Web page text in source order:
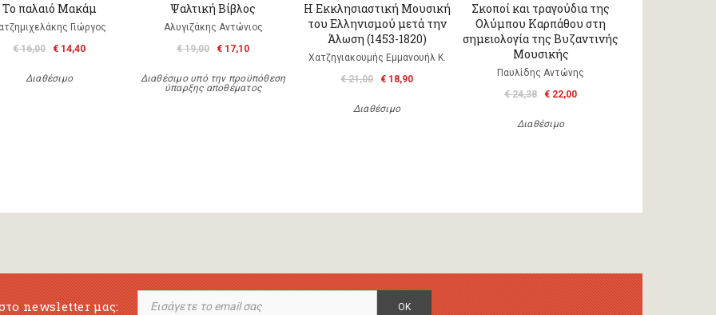
Το παλαιό Μακάμ
Γιώργος
€ 16,00
€ 14,40
Διαθέσιμο
Ψαλτική Βίβλος
Αλυγιζάκης Αντώνιος
€ 19,00
€ 17,10
Διαθέσιμο υπό την προϋπόθεση
ύπαρξης αποθέματος
Η Εκκλησιαστική Μουσική
του Ελληνισμού μετά την
Άλωση (1453-1820)
Χατζηγιακουμής Εμμανουήλ Κ.
€ 21,00
€ 18,90
Διαθέσιμο
Σκοποί και τραγούδια της
Ολύμπου Καρπάθου στη
σημειολογία της Βυζαντινής
Μουσικής
Παυλίδης Αντώνης
€ 24,38
€ 22,00
Διαθέσιμο
newsletter μας: OK